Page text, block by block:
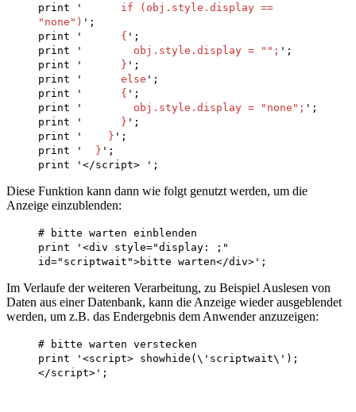
print ' if (obj.style.display ==
"none") ';
print ' { ';
print ' obj.style.display = ""; ';
print '
} ';
print ' else ';
print ' { ';
print ' obj.style.display = "none"; ';
print '
} ';
print '
} ';
print '
} ';
print '</script> ';
Diese Funktion kann dann wie folgt genutzt werden, um die
Anzeige einzublenden:
# bitte warten einblenden
print '<div style="display: ;"
id="scriptwait">bitte warten</div>';
Im Verlaufe der weiteren Verarbeitung, zu Beispiel Auslesen von
Daten aus einer Datenbank, kann die Anzeige wieder ausgeblendet
werden, um z.B. das Endergebnis dem Anwender anzuzeigen:
# bitte warten verstecken
print '<script> showhide(\'scriptwait\');
</script>';